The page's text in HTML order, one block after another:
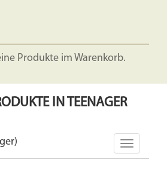
Produkte im Warenkorb.
IN TEENAGER